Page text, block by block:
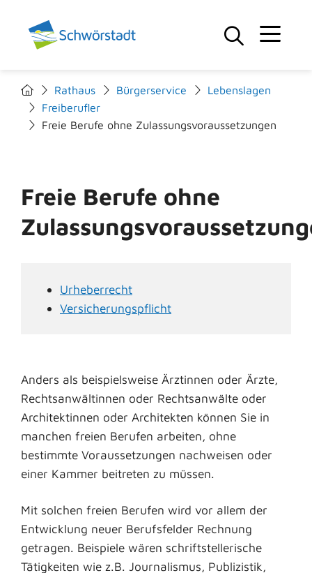
Rathaus Bürgerservice
Lebenslagen
Freiberufler
Freie Berufe ohne Zulassungsvoraussetzungen
Freie Berufe ohne
Urheberrecht
Versicherungspflicht
Anders als beispielsweise Ärztinnen oder Ärzte,
Rechtsanwältinnen oder Rechtsanwälte oder
Architektinnen oder Architekten können Sie in
manchen freien Berufen arbeiten, ohne
bestimmte Voraussetzungen nachweisen oder
einer Kammer beitreten zu müssen.
Mit solchen freien Berufen wird vor allem der
Entwicklung neuer Berufsfelder Rechnung
getragen. Beispiele wären schriftstellerische
Tätigkeiten wie z.B. Journalismus, Publizistik,